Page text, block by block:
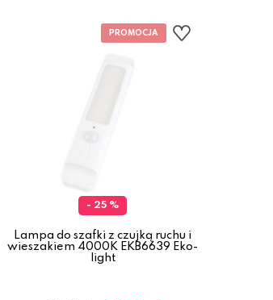
- 25 %
Lampa do szafki z czujką ruchu i
wieszakiem 4000K EKB6639 Eko-
light